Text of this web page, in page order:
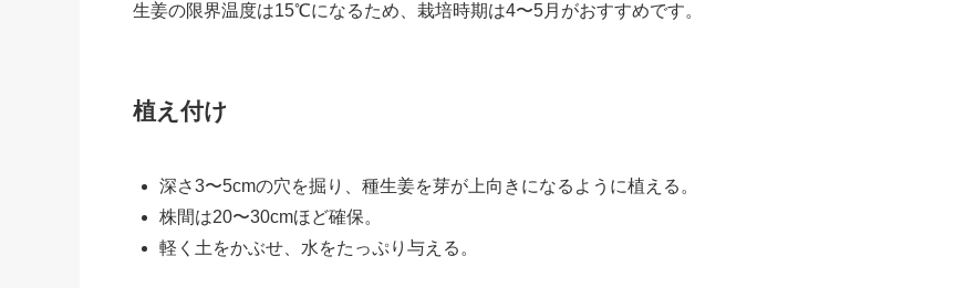
生姜の限界温度は15℃になるため、栽培時期は4〜5月がおすすめです。
植え付け
深さ3〜5cmの穴を掘り、種生姜を芽が上向きになるように植える。
株間は20〜30cmほど確保。
軽く土をかぶせ、水をたっぷり与える。